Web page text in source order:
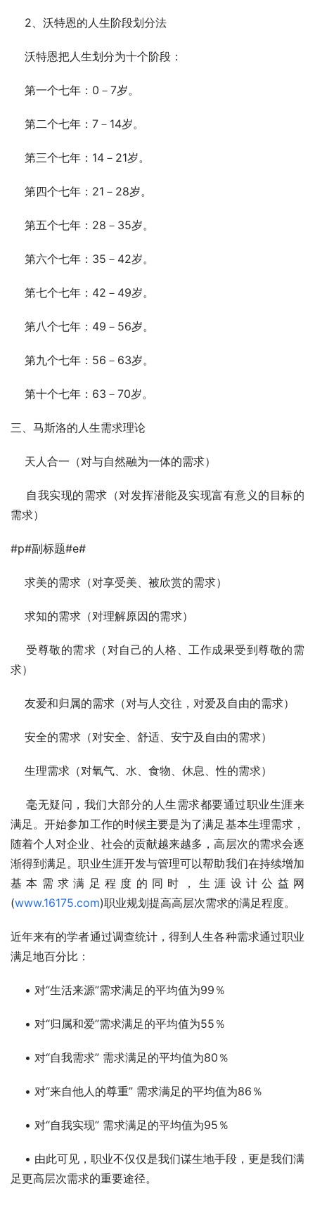
2、沃特恩的人生阶段划分法
沃特恩把人生划分为十个阶段：
第一个七年：0－7岁。
第二个七年：7－14岁。
第三个七年：14－21岁。
第四个七年：21－28岁。
第五个七年：28－35岁。
第六个七年：35－42岁。
第七个七年：42－49岁。
第八个七年：49－56岁。
第九个七年：56－63岁。
第十个七年：63－70岁。
三、马斯洛的人生需求理论
天人合一（对与自然融为一体的需求）
自我实现的需求（对发挥潜能及实现富有意义的目标的
需求）
#p#副标题#e#
求美的需求（对享受美、被欣赏的需求）
求知的需求（对理解原因的需求）
受尊敬的需求（对自己的人格、工作成果受到尊敬的需
求）
友爱和归属的需求（对与人交往，对爱及自由的需求）
安全的需求（对安全、舒适、安宁及自由的需求）
生理需求（对氧气、水、食物、休息、性的需求）
毫无疑问，我们大部分的人生需求都要通过职业生涯来
满足。开始参加工作的时候主要是为了满足基本生理需求，
随着个人对企业、社会的贡献越来越多，高层次的需求会逐
渐得到满足。职业生涯开发与管理可以帮助我们在持续增加
基本需求满足程度的同时，生涯设计公益网
(www.16175.com)职业规划提高高层次需求的满足程度。
近年来有的学者通过调查统计，得到人生各种需求通过职业
满足地百分比：
• 对“生活来源”需求满足的平均值为99％
• 对“归属和爱”需求满足的平均值为55％
• 对“自我需求” 需求满足的平均值为80％
• 对“来自他人的尊重” 需求满足的平均值为86％
• 对“自我实现” 需求满足的平均值为95％
• 由此可见，职业不仅仅是我们谋生地手段，更是我们满
足更高层次需求的重要途径。